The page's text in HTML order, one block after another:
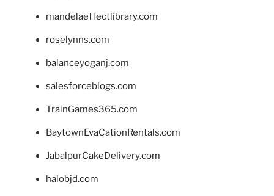
mandelaeffectlibrary.com
roselynns.com
balanceyoganj.com
salesforceblogs.com
TrainGames365.com
BaytownEvaCationRentals.com
JabalpurCakeDelivery.com
halobjd.com